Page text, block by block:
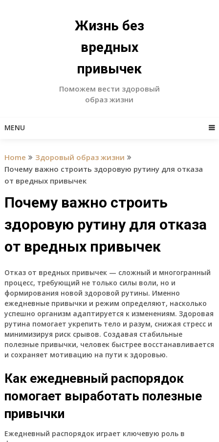
Жизнь без
вредных
привычек
Поможем вести здоровый
образ жизни
MENU
Home
Здоровый образ жизни
Почему важно строить здоровую рутину для отказа
от вредных привычек
Почему важно строить
здоровую рутину для отказа
от вредных привычек
Отказ от вредных привычек — сложный и многогранный
процесс, требующий не только силы воли, но и
формирования новой здоровой рутины. Именно
ежедневные привычки и режим определяют, насколько
успешно организм адаптируется к изменениям. Здоровая
рутина помогает укрепить тело и разум, снижая стресс и
минимизируя риск срывов. Создавая стабильные
полезные привычки, человек быстрее восстанавливается
и сохраняет мотивацию на пути к здоровью.
Как ежедневный распорядок
помогает выработать полезные
привычки
Ежедневный распорядок играет ключевую роль в